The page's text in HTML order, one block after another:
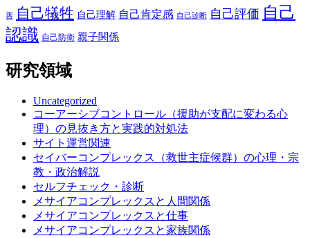
善 自己犠牲 自己理解 自己肯定感 自己診断 自己評価 自己
認識 自己防衛 親子関係
研究領域
Uncategorized
コーアーシブコントロール（援助が支配に変わる心
理）の見抜き方と実践的対処法
サイト運営関連
セイバーコンプレックス（救世主症候群）の心理・宗
教・政治解説
セルフチェック・診断
メサイアコンプレックスと人間関係
メサイアコンプレックスと仕事
メサイアコンプレックスと家族関係